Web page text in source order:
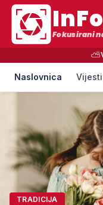
Fokusirani
⛅
Naslovnica Vijesti
TRADICIJA